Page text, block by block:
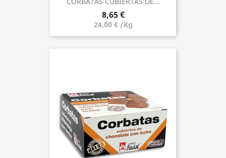
8,65 €
24,00 € /Kg